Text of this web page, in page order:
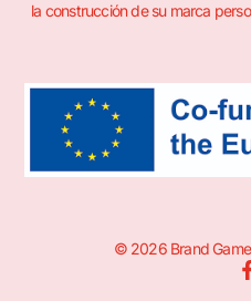
la construcción de su marca
© 2026 Brand